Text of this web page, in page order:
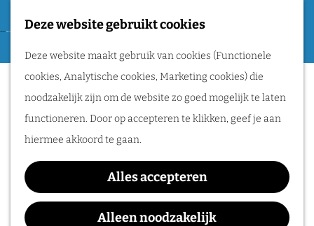
Deze website gebruikt cookies
Deze website maakt gebruik van cookies (Functionele
cookies, Analytische cookies, Marketing cookies) die
noodzakelijk zijn om de website zo goed mogelijk te laten
functioneren. Door op accepteren te klikken, geef je aan
hiermee akkoord te gaan.
Alles accepteren
Alleen noodzakelijk
a
F
a
v
o
r
i
e
e
M
e
n
u
Routes
Wandelen
Fietsen
Routeplanner
Natuurgebieden
in het Rijk van
BliXem
Contact
BliXem
Groesbeekseweg 75